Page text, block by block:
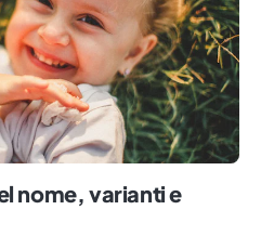
nome, varianti e